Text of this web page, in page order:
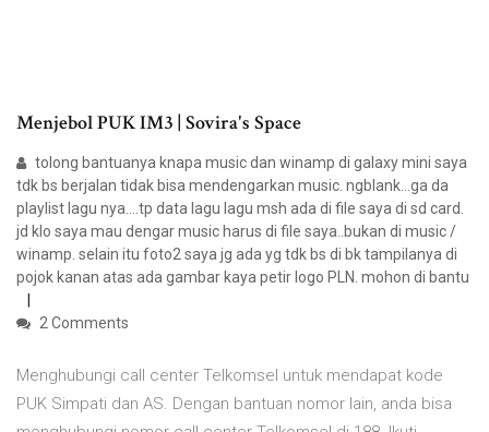
Menjebol PUK IM3 | Sovira's Space
tolong bantuanya knapa music dan winamp di galaxy mini saya
tdk bs berjalan tidak bisa mendengarkan music. ngblank…ga da
playlist lagu nya….tp data lagu lagu msh ada di file saya di sd card.
jd klo saya mau dengar music harus di file saya..bukan di music /
winamp. selain itu foto2 saya jg ada yg tdk bs di bk tampilanya di
pojok kanan atas ada gambar kaya petir logo PLN. mohon di bantu
2 Comments
Menghubungi call center Telkomsel untuk mendapat kode
PUK Simpati dan AS. Dengan bantuan nomor lain, anda bisa